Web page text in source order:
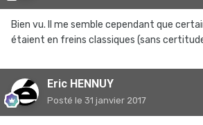
Bien vu. Il me semble cependant que
étaient en freins classiques (sans
Eric HENNUY
Posté le 31 janvier 2017